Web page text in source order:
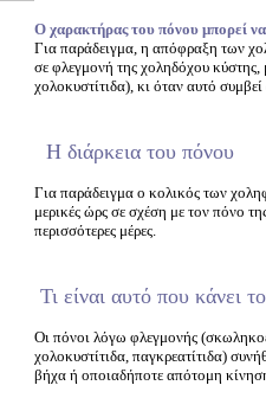
Ο χαρακτήρας του πόνου μπορεί να
Για παράδειγμα, η απόφραξη των
σε φλεγμονή της χοληδόχου κύστης,
χολοκυστίτιδα), κι όταν αυτό
Η διάρκεια του πόνου
Για παράδειγμα ο κολικός των
μερικές ώρς σε σχέση με τον πόνο
περισσότερες μέρες.
Τι είναι αυτό που κάνει
Οι πόνοι λόγω φλεγμονής
χολοκυστίτιδα, παγκρεατίτιδα)
βήχα ή οποιαδήποτε απότομη